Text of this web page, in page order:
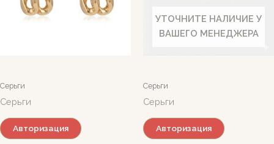
Серьги
Серьги
Авторизация
УТОЧНИТЕ НАЛИЧИЕ У
ВАШЕГО МЕНЕДЖЕРА
Серьги
Серьги
Авторизация